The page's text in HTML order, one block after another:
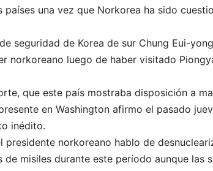
una vez que Norkorea ha sido
seguridad de Korea de sur Chung Eui-
norkoreano luego de haber visitado
que este país mostraba disposición a
en Washington afirmo el pasado
inédito.
norkoreano hablo de
misiles durante este período aunque las